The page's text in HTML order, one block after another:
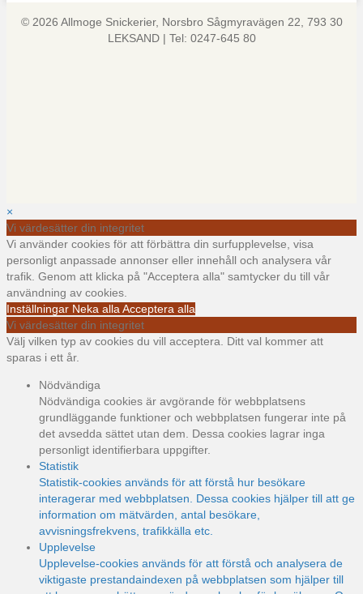
© 2026 Allmoge Snickerier, Norsbro Sågmyravägen 22, 793 30
LEKSAND | Tel: 0247-645 80
×
Vi värdesätter din integritet
Vi använder cookies för att förbättra din surfupplevelse, visa
personligt anpassade annonser eller innehåll och analysera vår
trafik. Genom att klicka på "Acceptera alla" samtycker du till vår
användning av cookies.
Inställningar Neka alla Acceptera alla
Vi värdesätter din integritet
Välj vilken typ av cookies du vill acceptera. Ditt val kommer att
sparas i ett år.
Nödvändiga
Nödvändiga cookies är avgörande för webbplatsens
grundläggande funktioner och webbplatsen fungerar inte på
det avsedda sättet utan dem. Dessa cookies lagrar inga
personligt identifierbara uppgifter.
Statistik
Statistik-cookies används för att förstå hur besökare
interagerar med webbplatsen. Dessa cookies hjälper till att ge
information om mätvärden, antal besökare,
avvisningsfrekvens, trafikkälla etc.
Upplevelse
Upplevelse-cookies används för att förstå och analysera de
viktigaste prestandaindexen på webbplatsen som hjälper till